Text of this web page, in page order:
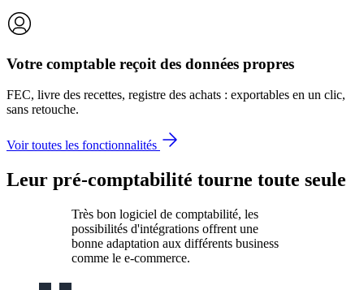
Votre comptable reçoit des données propres
FEC, livre des recettes, registre des achats : exportables en un clic,
sans retouche.
Voir toutes les fonctionnalités
Leur pré-comptabilité tourne toute seule
Très bon logiciel de comptabilité, les
possibilités d'intégrations offrent une
bonne adaptation aux différents business
comme le e-commerce.